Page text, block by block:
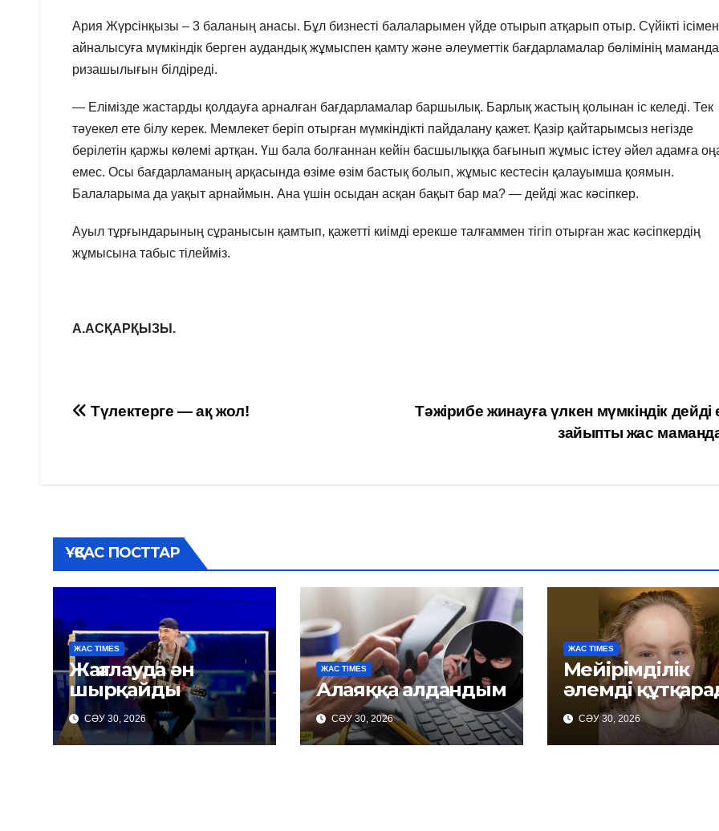
Ария Жүрсінқызы – 3 баланың анасы. Бұл бизнесті балаларымен үйде отырып атқарып отыр. Сүйікті ісімен
айналысуға мүмкіндік берген аудандық жұмыспен қамту және әлеуметтік бағдарламалар бөлімінің
ризашылығын білдіреді.
— Елімізде жастарды қолдауға арналған бағдарламалар баршылық. Барлық жастың қолынан іс келеді. Тек
тәуекел ете білу керек. Мемлекет беріп отырған мүмкіндікті пайдалану қажет. Қазір қайтарымсыз негізде
берілетін қаржы көлемі артқан. Үш бала болғаннан кейін басшылыққа бағынып жұмыс істеу әйел адамға
емес. Осы бағдарламаның арқасында өзіме өзім бастық болып, жұмыс кестесін қалауымша қоямын.
Балаларыма да уақыт арнаймын. Ана үшін осыдан асқан бақыт бар ма? — дейді жас кәсіпкер.
Ауыл тұрғындарының сұранысын қамтып, қажетті киімді ерекше талғаммен тігіп отырған жас кәсіпкердің
жұмысына табыс тілейміз.
А.АСҚАРҚЫЗЫ.
Навигация
Тәжірибе жинауға үлкен мүмкіндік дейді
зайыпты жас
Түлектерге — ақ жол!
ҰҚСАС ПОСТТАР
ЖАС TIMES
Жағалауда ән
шырқайды
СӘУ 30, 2026
ЖАС TIMES
Алаяққа алдандым
СӘУ 30, 2026
ЖАС TIMES
Мейірімділік
әлемді
СӘУ 30, 2026